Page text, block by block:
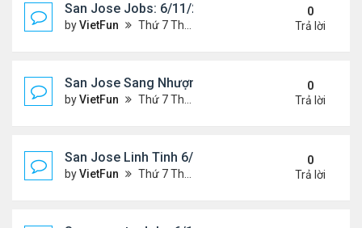
San Jose Jobs: 6/11/21- 6/18/2021
byVietFun Thứ 7 Tháng 6 12, 2021 10:28 am
0
Trả lời
San Jose Sang Nhượng 6/11/21-6/18/21
byVietFun Thứ 7 Tháng 6 12, 2021 10:25 am
0
Trả lời
San Jose Linh Tinh 6/11/21 - 6/18/21
byVietFun Thứ 7 Tháng 6 12, 2021 10:24 am
0
Trả lời